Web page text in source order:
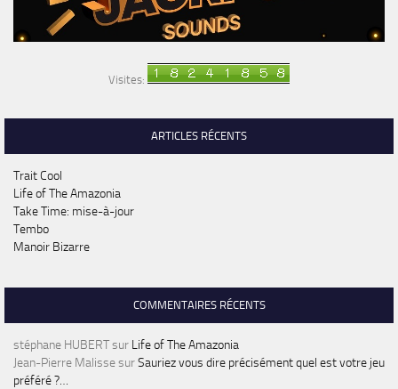
Visites:
ARTICLES RÉCENTS
Trait Cool
Life of The Amazonia
Take Time: mise-à-jour
Tembo
Manoir Bizarre
COMMENTAIRES RÉCENTS
stéphane HUBERTsur Life of The Amazonia
Jean-Pierre MalissesurSauriez vous dire précisément quel est votre jeu
préféré ?…